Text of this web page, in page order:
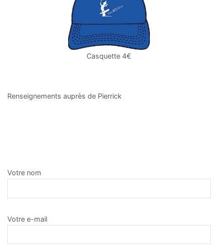
Casquette 4€
Renseignements auprès de Pierrick
Votre nom
Votre e-mail